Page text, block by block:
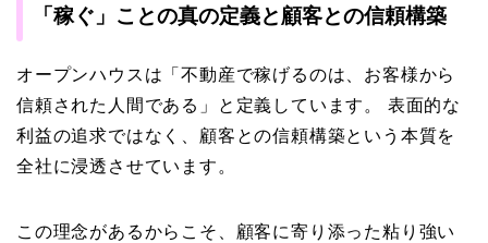
「稼ぐ」ことの真の定義と顧客との信頼構築
オープンハウスは「不動産で稼げるのは、お客様から
信頼された人間である」と定義しています。 表面的な
利益の追求ではなく、顧客との信頼構築という本質を
全社に浸透させています。
この理念があるからこそ、顧客に寄り添った粘り強い